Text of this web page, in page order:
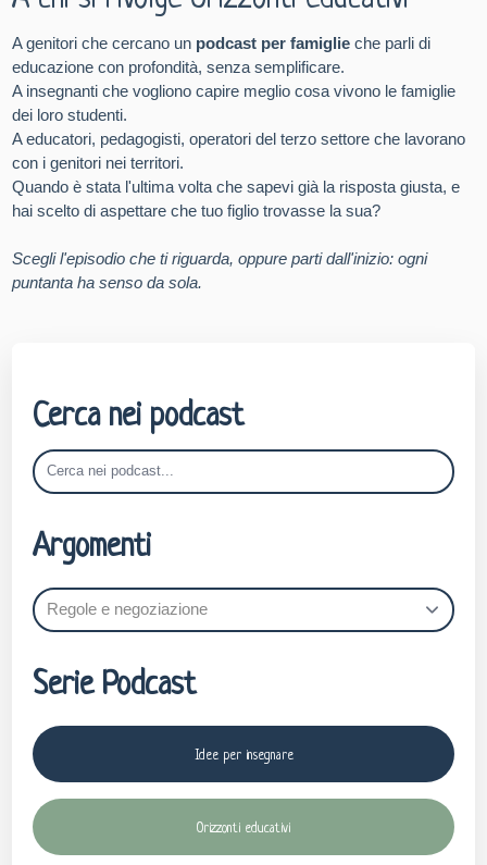
A genitori che cercano un podcast per famiglie che parli di
educazione con profondità, senza semplificare.
A insegnanti che vogliono capire meglio cosa vivono le famiglie
dei loro studenti.
A educatori, pedagogisti, operatori del terzo settore che lavorano
con i genitori nei territori.
Quando è stata l'ultima volta che sapevi già la risposta giusta, e
hai scelto di aspettare che tuo figlio trovasse la sua?
Scegli l'episodio che ti riguarda, oppure parti dall'inizio: ogni
puntanta ha senso da sola.
Cerca nei podcast
Argomenti
Serie Podcast
Idee per insegnare
Orizzonti educativi